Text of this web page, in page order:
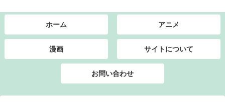
ホーム アニメ
漫画 サイトについて
お問い合わせ